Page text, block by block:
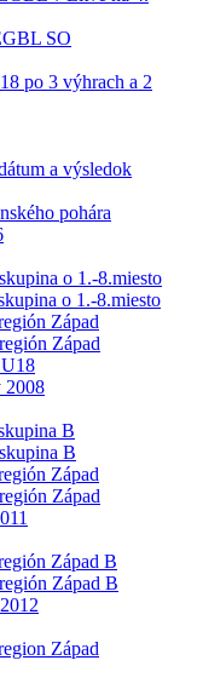
SO
po 3 výhrach a 2
a výsledok
pohára
o 1.-8.miesto
o 1.-8.miesto
Západ
Západ
2008
B
B
Západ
Západ
Západ B
Západ B
Západ